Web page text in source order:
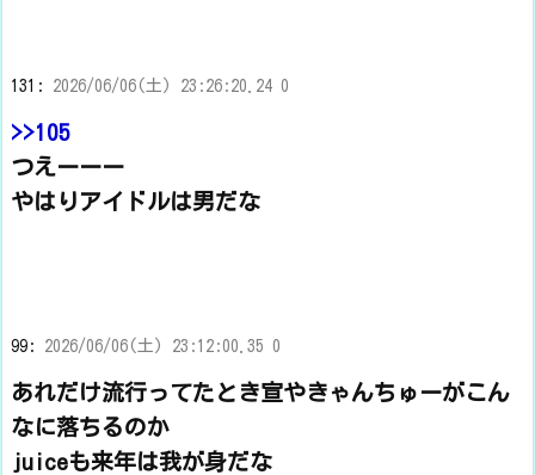
131: 2026/06/06(土) 23:26:20.24 0
>>105
つえーーー
やはりアイドルは男だな
99: 2026/06/06(土) 23:12:00.35 0
あれだけ流行ってたとき宣やきゃんちゅーがこん
なに落ちるのか
juiceも来年は我が身だな